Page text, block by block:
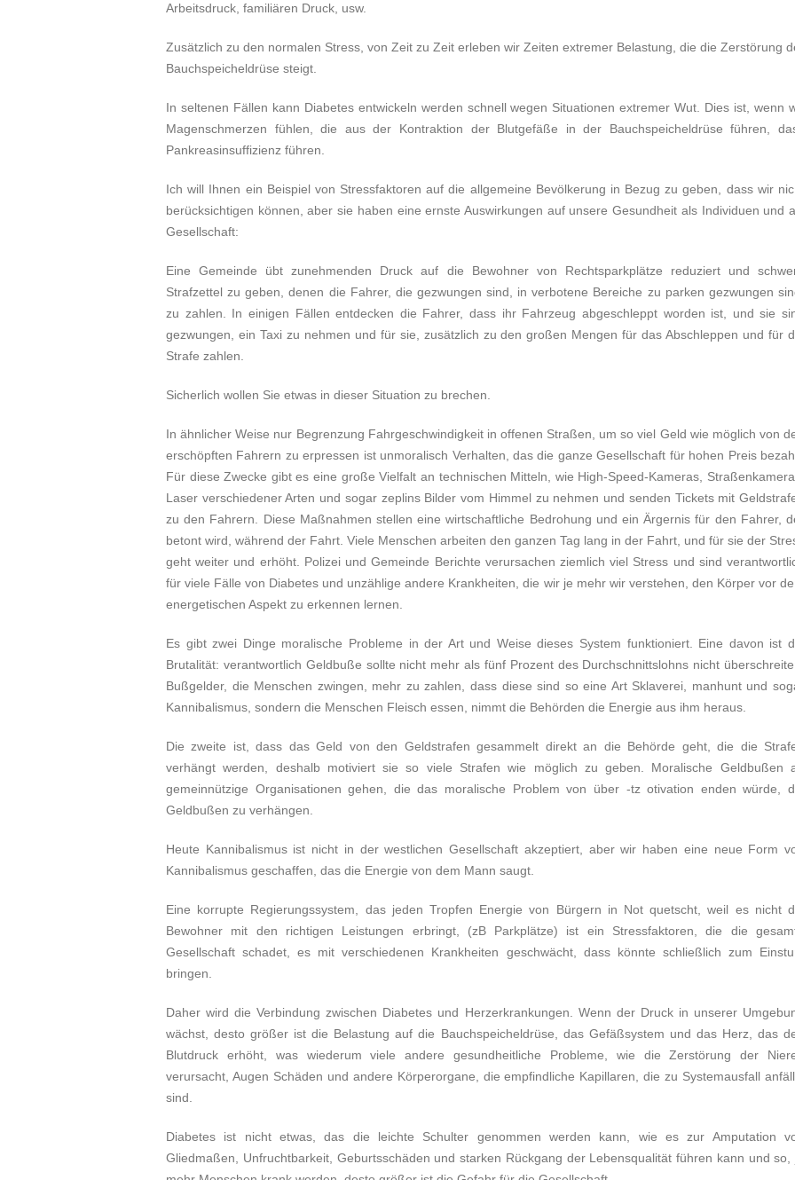
Arbeitsdruck, familiären Druck, usw.
Zusätzlich zu den normalen Stress, von Zeit zu Zeit erleben wir Zeiten extremer Belastung, die die Zerstörung
Bauchspeicheldrüse steigt.
In seltenen Fällen kann Diabetes entwickeln werden schnell wegen Situationen extremer Wut. Dies ist, wenn
Magenschmerzen fühlen, die aus der Kontraktion der Blutgefäße in der Bauchspeicheldrüse führen,
Pankreasinsuffizienz führen.
Ich will Ihnen ein Beispiel von Stressfaktoren auf die allgemeine Bevölkerung in Bezug zu geben, dass wir
berücksichtigen können, aber sie haben eine ernste Auswirkungen auf unsere Gesundheit als Individuen und
Gesellschaft:
Eine Gemeinde übt zunehmenden Druck auf die Bewohner von Rechtsparkplätze reduziert und
Strafzettel zu geben, denen die Fahrer, die gezwungen sind, in verbotene Bereiche zu parken gezwungen
zu zahlen. In einigen Fällen entdecken die Fahrer, dass ihr Fahrzeug abgeschleppt worden ist, und sie
gezwungen, ein Taxi zu nehmen und für sie, zusätzlich zu den großen Mengen für das Abschleppen und für
Strafe zahlen.
Sicherlich wollen Sie etwas in dieser Situation zu brechen.
In ähnlicher Weise nur Begrenzung Fahrgeschwindigkeit in offenen Straßen, um so viel Geld wie möglich von
erschöpften Fahrern zu erpressen ist unmoralisch Verhalten, das die ganze Gesellschaft für hohen Preis
Für diese Zwecke gibt es eine große Vielfalt an technischen Mitteln, wie High-Speed-Kameras,
Laser verschiedener Arten und sogar zeplins Bilder vom Himmel zu nehmen und senden Tickets mit
zu den Fahrern. Diese Maßnahmen stellen eine wirtschaftliche Bedrohung und ein Ärgernis für den Fahrer,
betont wird, während der Fahrt. Viele Menschen arbeiten den ganzen Tag lang in der Fahrt, und für sie der
geht weiter und erhöht. Polizei und Gemeinde Berichte verursachen ziemlich viel Stress und sind
für viele Fälle von Diabetes und unzählige andere Krankheiten, die wir je mehr wir verstehen, den Körper vor
energetischen Aspekt zu erkennen lernen.
Es gibt zwei Dinge moralische Probleme in der Art und Weise dieses System funktioniert. Eine davon ist
Brutalität: verantwortlich Geldbuße sollte nicht mehr als fünf Prozent des Durchschnittslohns nicht
Bußgelder, die Menschen zwingen, mehr zu zahlen, dass diese sind so eine Art Sklaverei, manhunt und
Kannibalismus, sondern die Menschen Fleisch essen, nimmt die Behörden die Energie aus ihm heraus.
Die zweite ist, dass das Geld von den Geldstrafen gesammelt direkt an die Behörde geht, die die
verhängt werden, deshalb motiviert sie so viele Strafen wie möglich zu geben. Moralische Geldbußen
gemeinnützige Organisationen gehen, die das moralische Problem von über -tz otivation enden würde,
Geldbußen zu verhängen.
Heute Kannibalismus ist nicht in der westlichen Gesellschaft akzeptiert, aber wir haben eine neue Form
Kannibalismus geschaffen, das die Energie von dem Mann saugt.
Eine korrupte Regierungssystem, das jeden Tropfen Energie von Bürgern in Not quetscht, weil es nicht
Bewohner mit den richtigen Leistungen erbringt, (zB Parkplätze) ist ein Stressfaktoren, die die
Gesellschaft schadet, es mit verschiedenen Krankheiten geschwächt, dass könnte schließlich zum
bringen.
Daher wird die Verbindung zwischen Diabetes und Herzerkrankungen. Wenn der Druck in unserer
wächst, desto größer ist die Belastung auf die Bauchspeicheldrüse, das Gefäßsystem und das Herz, das
Blutdruck erhöht, was wiederum viele andere gesundheitliche Probleme, wie die Zerstörung der
verursacht, Augen Schäden und andere Körperorgane, die empfindliche Kapillaren, die zu Systemausfall
sind.
Diabetes ist nicht etwas, das die leichte Schulter genommen werden kann, wie es zur Amputation
Gliedmaßen, Unfruchtbarkeit, Geburtsschäden und starken Rückgang der Lebensqualität führen kann und so,